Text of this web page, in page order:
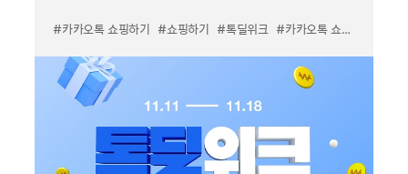
#카카오톡 쇼핑하기 #쇼핑하기 #톡딜위크 #카카오톡 쇼핑하기 톡딜위크